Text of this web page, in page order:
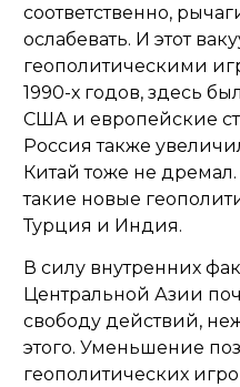
соответственно,
ослабевать. И этот
геополитическими
1990-х годов, здесь
США и европейские
Россия также
Китай тоже не
такие новые
Турция и Индия.
В силу внутренних
Центральной Азии
свободу действий,
этого. Уменьшение
геополитических